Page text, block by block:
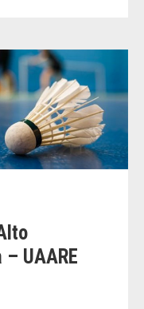
UAARE